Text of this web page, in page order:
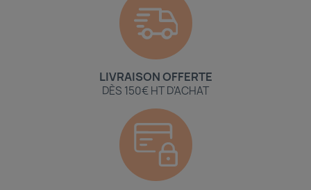
LIVRAISON OFFERTE
DÈS 150€ HT D'ACHAT